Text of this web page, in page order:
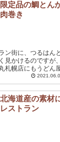
限定品の鯛とん
肉巻き
ン街に、つるはん
見かけるのですが
札幌店にもうどん
りましたので、そ
北海道産の素材
レストラン